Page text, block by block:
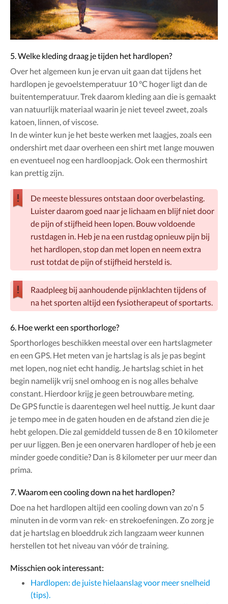
5. Welke kleding draag je tijden het hardlopen?
Over het algemeen kun je ervan uit gaan dat tijdens het
hardlopen je gevoelstemperatuur 10 °C hoger ligt dan de
buitentemperatuur. Trek daarom kleding aan die is gemaakt
van natuurlijk materiaal waarin je niet teveel zweet, zoals
katoen, linnen, of viscose.
In de winter kun je het beste werken met laagjes, zoals een
ondershirt met daar overheen een shirt met lange mouwen
en eventueel nog een hardloopjack. Ook een thermoshirt
kan prettig zijn.
De meeste blessures ontstaan door overbelasting.
Luister daarom goed naar je lichaam en blijf niet door
de pijn of stijfheid heen lopen. Bouw voldoende
rustdagen in. Heb je na een rustdag opnieuw pijn bij
het hardlopen, stop dan met lopen en neem extra
rust totdat de pijn of stijfheid hersteld is.
Raadpleeg bij aanhoudende pijnklachten tijdens of
na het sporten altijd een fysiotherapeut of sportarts.
6. Hoe werkt een sporthorloge?
Sporthorloges beschikken meestal over een hartslagmeter
en een GPS. Het meten van je hartslag is als je pas begint
met lopen, nog niet echt handig. Je hartslag schiet in het
begin namelijk vrij snel omhoog en is nog alles behalve
constant. Hierdoor krijg je geen betrouwbare meting.
De GPS functie is daarentegen wel heel nuttig. Je kunt daar
je tempo mee in de gaten houden en de afstand zien die je
hebt gelopen. Die zal gemiddeld tussen de 8 en 10 kilometer
per uur liggen. Ben je een onervaren hardloper of heb je een
minder goede conditie? Dan is 8 kilometer per uur meer dan
prima.
7. Waarom een cooling down na het hardlopen?
Doe na het hardlopen altijd een cooling down van zo'n 5
minuten in de vorm van rek- en strekoefeningen. Zo zorg je
dat je hartslag en bloeddruk zich langzaam weer kunnen
herstellen tot het niveau van vóór de training.
Misschien ook interessant:
Hardlopen: de juiste hielaanslag voor meer snelheid
(tips).